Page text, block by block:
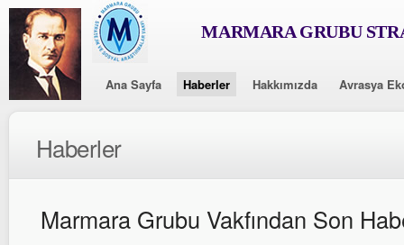
MARMARA GRUBU
Ana Sayfa Haberler Hakkımızda Avrasya
Haberler
Marmara Grubu Vakfından Son